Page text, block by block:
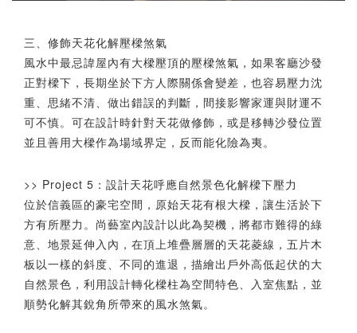
三、修飾天花化解壓樑煞氣
風水中最忌諱屋內有大樑壓頂的壓樑煞氣，如果客廳沙發
正對樑下，長期坐於下方人際關係會變差，也容易壓力沈
重、思緒不清、做出錯誤的判斷，間接影響家運與財運不
可不慎。可在設計時針對天花做修飾，或是移轉沙發位置
並且善用大樑作為場域界定，反而能化險為夷。
>> Project 5：設計天花呼應自然景色化解樑下壓力
位於信義區的豪宅空間，原始天花有根大樑，讓生活於下
方有所壓力。尚藝室內設計以此為契機，將都市難得的綠
意、地景延伸入內，在頂上堆疊層層的天花菱線，五片木
板以一樣的斜度、不同的進退，描繪出戶外高低起伏的大
自然景色，利用設計轉化樑柱為空間特色、入室焦點，並
順勢化解其銳角所帶來的風水煞氣。